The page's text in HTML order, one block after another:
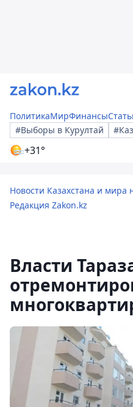
ПолитикаМирФинансы
#Выборы в Курултай
+31°
Новости Казахстана и мира
Редакция Zakon.kz
Власти